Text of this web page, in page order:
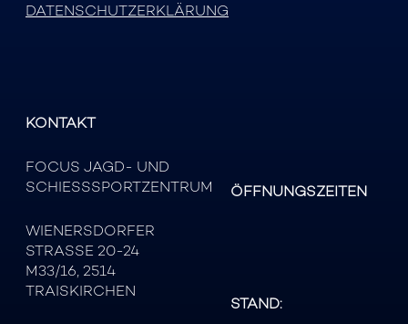
DATENSCHUTZERKLÄRUNG
KONTAKT
FOCUS JAGD- UND
SCHIESSSPORTZENTRUM
WIENERSDORFER
STRASSE 20-24
M33/16, 2514
TRAISKIRCHEN
ÖFFNUNGSZEITEN
STAND: